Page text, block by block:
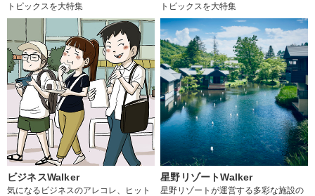
トピックスを大特集
トピックスを大特集
ビジネスWalker
気になるビジネスのアレコレ、ヒット
星野リゾートWalker
星野リゾートが運営する多彩な施設の